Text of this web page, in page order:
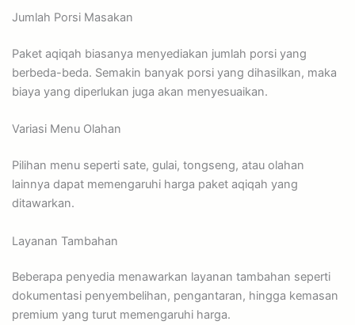
Jumlah Porsi Masakan
Paket aqiqah biasanya menyediakan jumlah porsi yang
berbeda-beda. Semakin banyak porsi yang dihasilkan, maka
biaya yang diperlukan juga akan menyesuaikan.
Variasi Menu Olahan
Pilihan menu seperti sate, gulai, tongseng, atau olahan
lainnya dapat memengaruhi harga paket aqiqah yang
ditawarkan.
Layanan Tambahan
Beberapa penyedia menawarkan layanan tambahan seperti
dokumentasi penyembelihan, pengantaran, hingga kemasan
premium yang turut memengaruhi harga.